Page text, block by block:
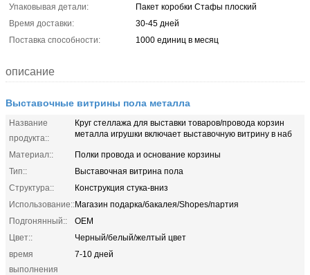
Упаковывая детали:
Пакет коробки Стафы плоский
Время доставки:
30-45 дней
Поставка способности:
1000 единиц в месяц
описание
Выставочные витрины пола металла
Название
продукта::
Круг стеллажа для выставки товаров/провода корзин
металла игрушки включает выставочную витрину в наб
Материал::
Полки провода и основание корзины
Тип::
Выставочная витрина пола
Структура::
Конструкция стука-вниз
Использование::Магазин подарка/бакалея/Shopes/партия
Подгонянный::
OEM
Цвет::
Черный/белый/желтый цвет
время
выполнения
7-10 дней